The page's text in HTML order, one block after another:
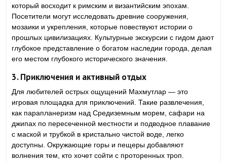
который восходит к римским и византийским эпохам.
Посетители могут исследовать древние сооружения,
мозаики и укрепления, которые повествуют истории о
прошлых цивилизациях. Культурные экскурсии с гидом дают
глубокое представление о богатом наследии города, делая
его местом глубокого исторического значения.
3.Приключения и активный отдых
Для любителей острых ощущений Махмутлар — это
игровая площадка для приключений. Такие развлечения,
как парапланеризм над Средиземным морем, сафари на
джипах по пересеченной местности и подводное плавание
с маской и трубкой в ​​кристально чистой воде, легко
доступны. Окружающие горы и пещеры добавляют
волнения тем, кто хочет сойти с проторенных троп.